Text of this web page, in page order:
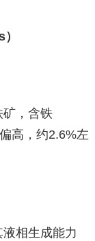
矿，含铁
高，约2.6%左
相生成能力